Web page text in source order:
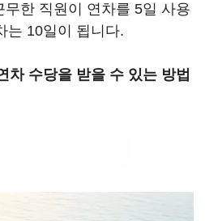
무한 직원이 연차를 5일 사용
는 10일이 됩니다.
차 수당을 받을 수 있는 방법